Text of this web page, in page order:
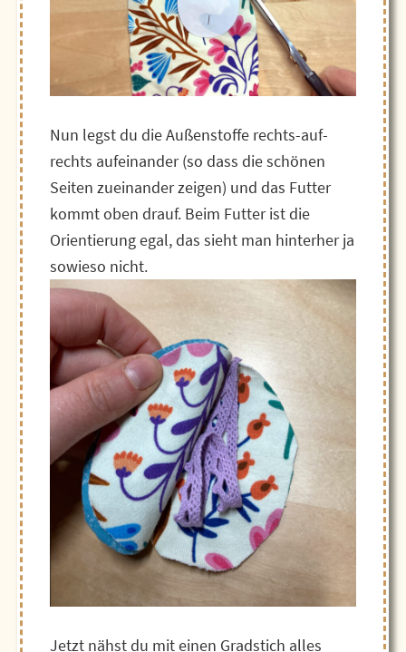
Nun legst du die Außenstoffe rechts-auf-
rechts aufeinander (so dass die schönen
Seiten zueinander zeigen) und das Futter
kommt oben drauf. Beim Futter ist die
Orientierung egal, das sieht man hinterher ja
sowieso nicht.
Jetzt nähst du mit einen Gradstich alles